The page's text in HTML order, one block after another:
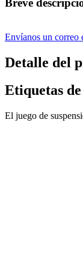
Breve
Envíanos un correo
Detalle del
Etiquetas
El juego de